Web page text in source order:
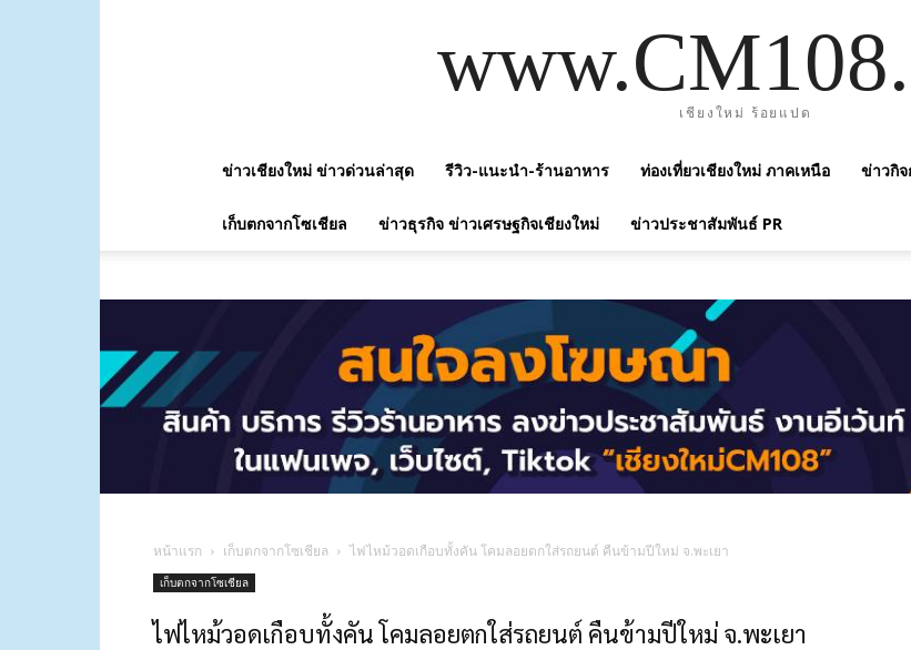
เชียงใหม่ ร้อยแปด
ข่าวเชียงใหม่ ข่าวด่วนล่าสุด รีวิว-แนะนำ-ร้านอาหาร ท่องเที่ยวเชียงใหม่ ภาคเหนือ ข่าวกิจ
เก็บตกจากโซเชียล ข่าวธุรกิจ ข่าวเศรษฐกิจเชียงใหม่ ข่าวประชาสัมพันธ์ PR
หน้าแรก เก็บตกจากโซเชียล ไฟไหม้วอดเกือบทั้งคัน โคมลอยตกใส่รถยนต์ คืนข้ามปีใหม่ จ.พะเยา
เก็บตกจากโซเชียล
ไฟไหม้วอดเกือบทั้งคัน โคมลอยตกใส่รถยนต์ คืนข้ามปีใหม่ จ.พะเยา